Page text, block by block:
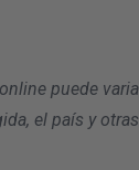
puede
el país y otras